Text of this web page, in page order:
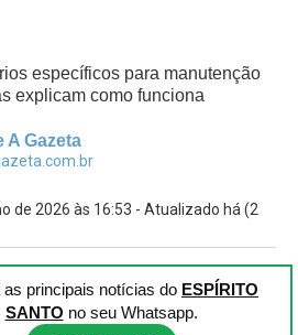
específicos para manutenção
explicam como funciona
A Gazeta
de 2026 às 16:53 - Atualizado há (2
as principais notícias do ESPÍRITO
SANTO no seu Whatsapp.